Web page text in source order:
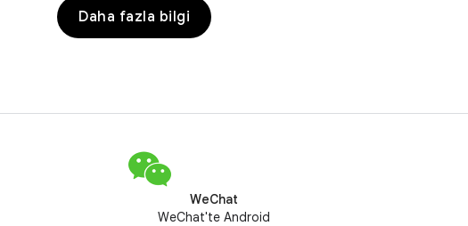
Daha fazla bilgi
WeChat
WeChat'te Android